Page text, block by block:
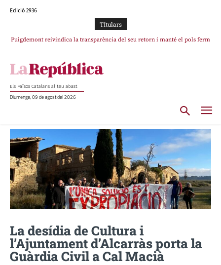
Edició 2936
TItulars
Portugal acusa Espanya de provocar un “efecte crida” massiu per la seva
Els Països Catalans al teu abast
Diumenge, 09 de agost del 2026
La desídia de Cultura i
l’Ajuntament d’Alcarràs porta la
Guàrdia Civil a Cal Macià